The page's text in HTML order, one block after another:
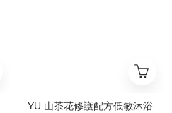
YU 山茶花修護配方低敏沐浴